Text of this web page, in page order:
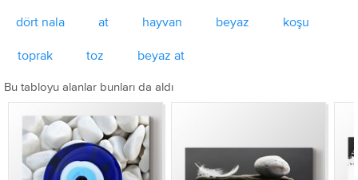
dört nala at hayvan beyaz koşu
toprak toz beyaz at
Bu tabloyu alanlar bunları da aldı